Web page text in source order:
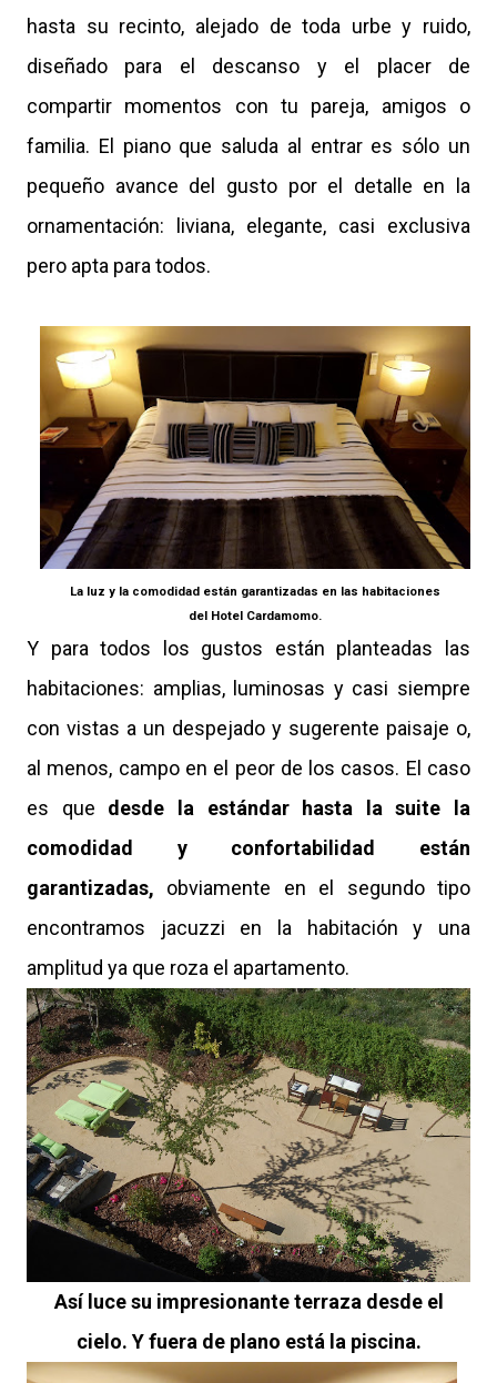
hasta su recinto, alejado de toda urbe y ruido,
diseñado para el descanso y el placer de
compartir momentos con tu pareja, amigos o
familia. El piano que saluda al entrar es sólo un
pequeño avance del gusto por el detalle en la
ornamentación: liviana, elegante, casi exclusiva
pero apta para todos.
La luz y la comodidad están garantizadas en las habitaciones
del Hotel Cardamomo.
Y para todos los gustos están planteadas las
habitaciones: amplias, luminosas y casi siempre
con vistas a un despejado y sugerente paisaje o,
al menos, campo en el peor de los casos. El caso
es que desde la estándar hasta la suite la
comodidad y confortabilidad están
garantizadas, obviamente en el segundo tipo
encontramos jacuzzi en la habitación y una
amplitud ya que roza el apartamento.
Así luce su impresionante terraza desde el
cielo. Y fuera de plano está la piscina.